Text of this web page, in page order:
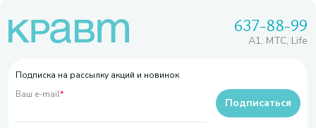
637-88-99
A1, МТС, Life
Подписка на рассылку акций и новинок
Ваш e-mail*
Подписаться